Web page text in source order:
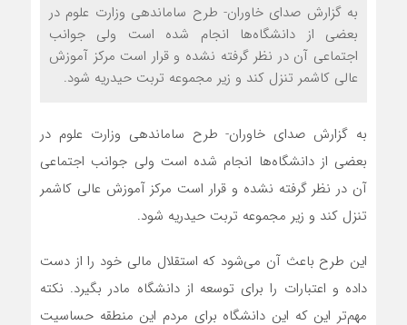
به گزارش صدای خاوران- طرح ساماندهی وزارت علوم در
بعضی از دانشگاه‌ها انجام شده است ولی جوانب
اجتماعی آن در نظر گرفته نشده و قرار است مرکز آموزش
عالی کاشمر تنزل کند و زیر مجموعه تربت حیدریه شود.
به گزارش صدای خاوران- طرح ساماندهی وزارت علوم در
بعضی از دانشگاه‌ها انجام شده است ولی جوانب اجتماعی
آن در نظر گرفته نشده و قرار است مرکز آموزش عالی کاشمر
تنزل کند و زیر مجموعه تربت حیدریه شود.
این طرح باعث آن می‌شود که استقلال مالی خود را از دست
داده و اعتبارات را برای توسعه از دانشگاه مادر بگیرد. نکته
مهم‌تر این که این دانشگاه برای مردم این منطقه حساسیت